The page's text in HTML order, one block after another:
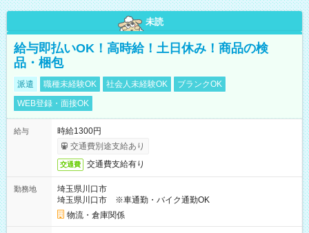
未読
給与即払いOK！高時給！土日休み！商品の検
品・梱包
派遣 職種未経験OK 社会人未経験OK
ブランクOK
WEB登録・面接OK
給与
時給1300円
交通費別途支給あり
交通費 交通費支給有り
勤務地
埼玉県川口市
埼玉県川口市 ※車通勤・バイク通勤OK
物流・倉庫関係